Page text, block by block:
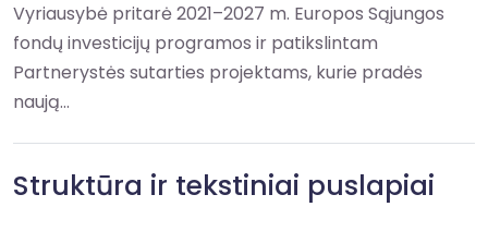
Vyriausybė pritarė 2021–2027 m. Europos Sąjungos
fondų investicijų programos ir patikslintam
Partnerystės sutarties projektams, kurie pradės
naują...
Struktūra ir tekstiniai puslapiai